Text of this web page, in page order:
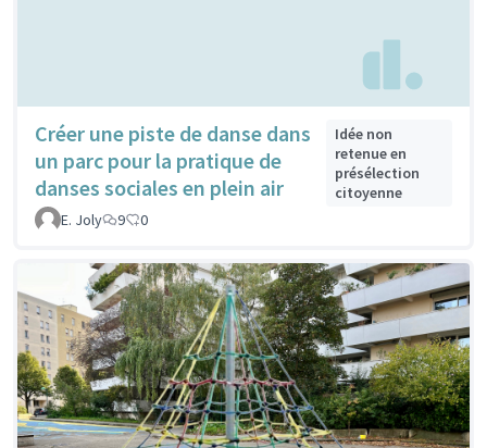
Créer une piste de danse dans
un parc pour la pratique de
danses sociales en plein air
Idée non
retenue en
présélection
citoyenne
E. Joly
9 0